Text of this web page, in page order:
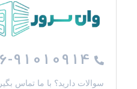
026-91010914
سوالات دارید؟ با ما تماس بگیرید